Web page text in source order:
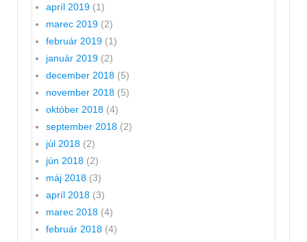
apríl 2019 (1)
marec 2019 (2)
február 2019 (1)
január 2019 (2)
december 2018 (5)
november 2018 (5)
október 2018 (4)
september 2018 (2)
júl 2018 (2)
jún 2018 (2)
máj 2018 (3)
apríl 2018 (3)
marec 2018 (4)
február 2018 (4)